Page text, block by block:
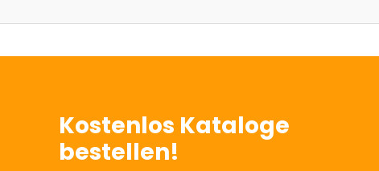
Kostenlos Kataloge
bestellen!